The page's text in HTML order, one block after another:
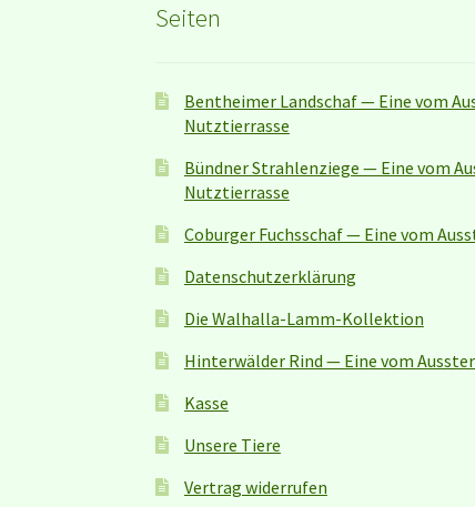
Seiten
Bentheimer Landschaf — Eine vom
Nutztierrasse
Bündner Strahlenziege — Eine vom
Nutztierrasse
Coburger Fuchsschaf — Eine vom
Datenschutzerklärung
Die Walhalla-Lamm-Kollektion
Hinterwälder Rind — Eine vom
Kasse
Unsere Tiere
Vertrag widerrufen